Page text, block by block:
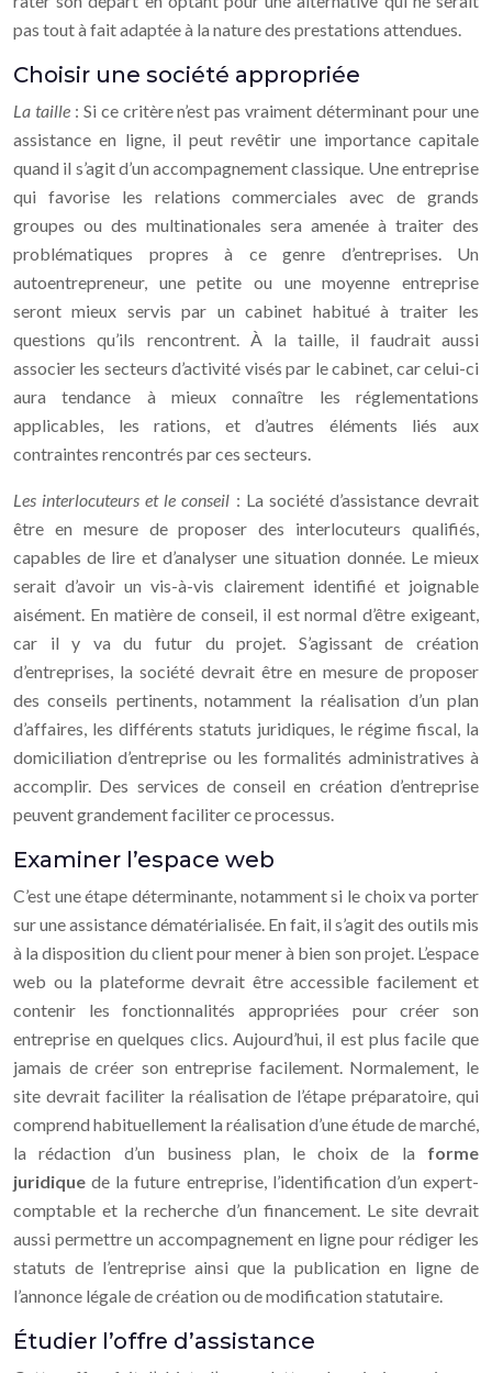
pas tout à fait adaptée à la nature des prestations attendues.
Choisir une société appropriée
La taille: Si ce critère n’est pas vraiment déterminant pour une
assistance en ligne, il peut revêtir une importance capitale
quand il s’agit d’un accompagnement classique. Une entreprise
qui favorise les relations commerciales avec de grands
groupes ou des multinationales sera amenée à traiter des
problématiques propres à ce genre d’entreprises. Un
autoentrepreneur, une petite ou une moyenne entreprise
seront mieux servis par un cabinet habitué à traiter les
questions qu’ils rencontrent. À la taille, il faudrait aussi
associer les secteurs d’activité visés par le cabinet, car celui-ci
aura tendance à mieux connaître les réglementations
applicables, les rations, et d’autres éléments liés aux
contraintes rencontrés par ces secteurs.
Les interlocuteurs et le conseil : La société d’assistance devrait
être en mesure de proposer des interlocuteurs qualifiés,
capables de lire et d’analyser une situation donnée. Le mieux
serait d’avoir un vis-à-vis clairement identifié et joignable
aisément. En matière de conseil, il est normal d’être exigeant,
car il y va du futur du projet. S’agissant de création
d’entreprises, la société devrait être en mesure de proposer
des conseils pertinents, notamment la réalisation d’un plan
d’affaires, les différents statuts juridiques, le régime fiscal, la
domiciliation d’entreprise ou les formalités administratives à
accomplir. Des services de conseil en création d’entreprise
peuvent grandement faciliter ce processus.
Examiner l’espace web
C’est une étape déterminante, notamment si le choix va porter
sur une assistance dématérialisée. En fait, il s’agit des outils mis
à la disposition du client pour mener à bien son projet. L’espace
web ou la plateforme devrait être accessible facilement et
contenir les fonctionnalités appropriées pour créer son
entreprise en quelques clics. Aujourd’hui, il est plus facile que
jamais de créer son entreprise facilement. Normalement, le
site devrait faciliter la réalisation de l’étape préparatoire, qui
comprend habituellement la réalisation d’une étude de marché,
la rédaction d’un business plan, le choix de la forme
juridique de la future entreprise, l’identification d’un expert-
comptable et la recherche d’un financement. Le site devrait
aussi permettre un accompagnement en ligne pour rédiger les
statuts de l’entreprise ainsi que la publication en ligne de
l’annonce légale de création ou de modification statutaire.
Étudier l’offre d’assistance